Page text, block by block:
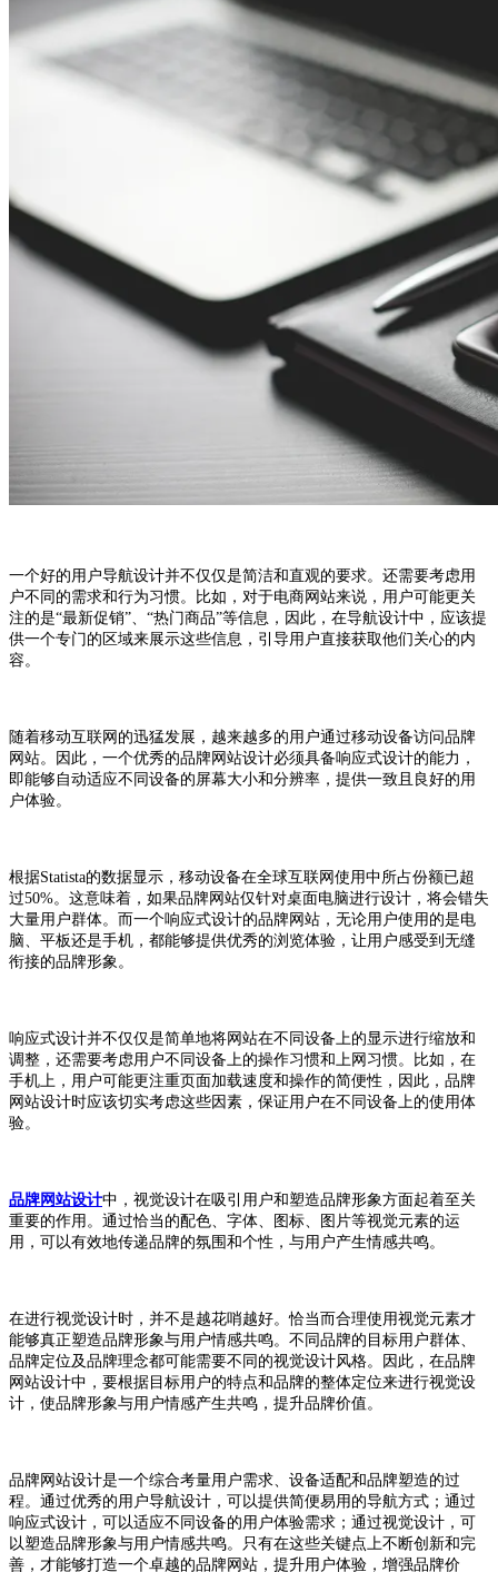
一个好的用户导航设计并不仅仅是简洁和直观的要求。还需要考虑用
户不同的需求和行为习惯。比如，对于电商网站来说，用户可能更关
注的是“最新促销”、“热门商品”等信息，因此，在导航设计中，应该提
供一个专门的区域来展示这些信息，引导用户直接获取他们关心的内
容。
随着移动互联网的迅猛发展，越来越多的用户通过移动设备访问品牌
网站。因此，一个优秀的品牌网站设计必须具备响应式设计的能力，
即能够自动适应不同设备的屏幕大小和分辨率，提供一致且良好的用
户体验。
根据Statista的数据显示，移动设备在全球互联网使用中所占份额已超
过50%。这意味着，如果品牌网站仅针对桌面电脑进行设计，将会错失
大量用户群体。而一个响应式设计的品牌网站，无论用户使用的是电
脑、平板还是手机，都能够提供优秀的浏览体验，让用户感受到无缝
衔接的品牌形象。
响应式设计并不仅仅是简单地将网站在不同设备上的显示进行缩放和
调整，还需要考虑用户不同设备上的操作习惯和上网习惯。比如，在
手机上，用户可能更注重页面加载速度和操作的简便性，因此，品牌
网站设计时应该切实考虑这些因素，保证用户在不同设备上的使用体
验。
品牌网站设计中，视觉设计在吸引用户和塑造品牌形象方面起着至关
重要的作用。通过恰当的配色、字体、图标、图片等视觉元素的运
用，可以有效地传递品牌的氛围和个性，与用户产生情感共鸣。
在进行视觉设计时，并不是越花哨越好。恰当而合理使用视觉元素才
能够真正塑造品牌形象与用户情感共鸣。不同品牌的目标用户群体、
品牌定位及品牌理念都可能需要不同的视觉设计风格。因此，在品牌
网站设计中，要根据目标用户的特点和品牌的整体定位来进行视觉设
计，使品牌形象与用户情感产生共鸣，提升品牌价值。
品牌网站设计是一个综合考量用户需求、设备适配和品牌塑造的过
程。通过优秀的用户导航设计，可以提供简便易用的导航方式；通过
响应式设计，可以适应不同设备的用户体验需求；通过视觉设计，可
以塑造品牌形象与用户情感共鸣。只有在这些关键点上不断创新和完
善，才能够打造一个卓越的品牌网站，提升用户体验，增强品牌价